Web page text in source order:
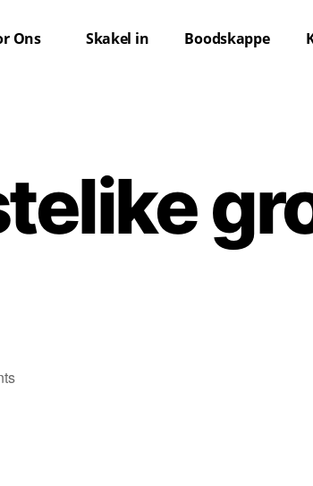
Ons Skakel in Boodskappe